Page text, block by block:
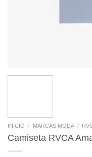
INICIO / MARCAS MODA /
Camiseta RVCA